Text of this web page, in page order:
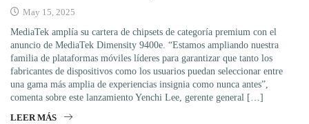
May 15, 2025
MediaTek amplía su cartera de chipsets de categoría premium con el
anuncio de MediaTek Dimensity 9400e. “Estamos ampliando nuestra
familia de plataformas móviles líderes para garantizar que tanto los
fabricantes de dispositivos como los usuarios puedan seleccionar entre
una gama más amplia de experiencias insignia como nunca antes”,
comenta sobre este lanzamiento Yenchi Lee, gerente general […]
LEER MÁS